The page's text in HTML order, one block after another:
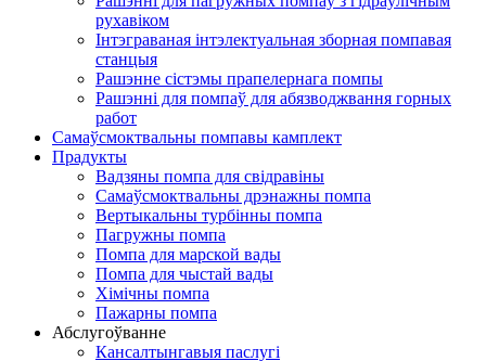
рухавіком
Інтэграваная інтэлектуальная зборная помпавая
станцыя
Рашэнне сістэмы прапелернага помпы
Рашэнні для помпаў для абязводжвання горных
работ
Самаўсмоктвальны помпавы камплект
Прадукты
Вадзяны помпа для свідравіны
Самаўсмоктвальны дрэнажны помпа
Вертыкальны турбінны помпа
Пагружны помпа
Помпа для марской вады
Помпа для чыстай вады
Хімічны помпа
Пажарны помпа
Абслугоўванне
Кансалтынгавыя паслугі